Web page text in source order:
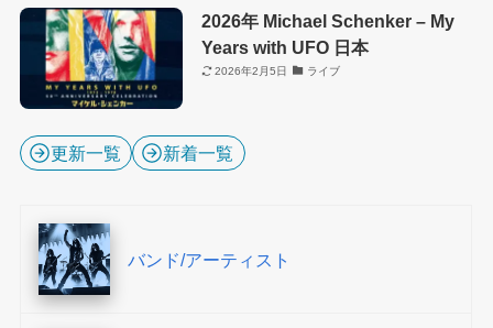
2026年 Michael Schenker – My
Years with UFO 日本
2026年2月5日 ライブ
更新一覧 新着一覧
バンド/アーティスト